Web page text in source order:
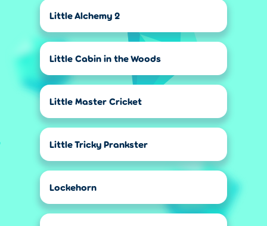
Little Alchemy 2
Little Cabin in the Woods
Little Master Cricket
Little Tricky Prankster
Lockehorn